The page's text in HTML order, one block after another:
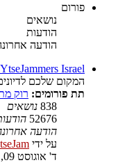
פורום
נושאים
הודעות
הודעה
Israel
המקום שלכם
תת פורומים: רוק
838 נושאים
52676
הודעה
על ידי
ד' אוגוסט 09, 2017 3:50 am